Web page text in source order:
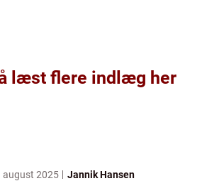
læst flere indlæg her
august 2025 Jannik Hansen